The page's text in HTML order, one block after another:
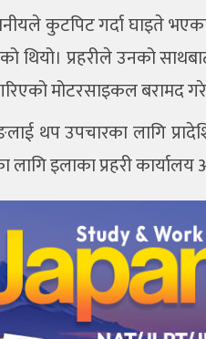
कुटपिट गर्दा घाइते
थियो। प्रहरीले उनको
मोटरसाइकल बरामद
थप उपचारका लागि
इलाका प्रहरी